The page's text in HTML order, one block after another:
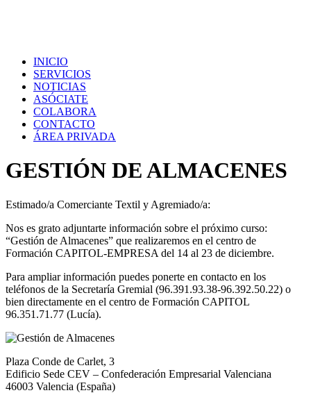
INICIO
SERVICIOS
NOTICIAS
ASÓCIATE
COLABORA
CONTACTO
ÁREA PRIVADA
GESTIÓN DE ALMACENES
Estimado/a Comerciante Textil y Agremiado/a:
Nos es grato adjuntarte información sobre el próximo curso:
“Gestión de Almacenes” que realizaremos en el centro de
Formación CAPITOL-EMPRESA del 14 al 23 de diciembre.
Para ampliar información puedes ponerte en contacto en los
teléfonos de la Secretaría Gremial (96.391.93.38-96.392.50.22) o
bien directamente en el centro de Formación CAPITOL
96.351.71.77 (Lucía).
Plaza Conde de Carlet, 3
Edificio Sede CEV – Confederación Empresarial Valenciana
46003 Valencia (España)